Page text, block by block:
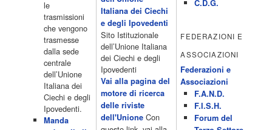
Omnibus09:50 - Coffee Break11:00 - L?aria che tira12:25 - I
men� di Benedetta13:30 - Tg La714:00 - Tg La7 Cronache14:40 -
Telefilm: Le strade di San Francisco - Omicidio di primo grado -
Una scuola di paura 16:30 […]
Acor3.it
programmiTv - CANALE 5 4 Dicembre 2022
Programmi 2/3 06.00 TG5/Traffico/Meteo/Borse e monete 08.00
TG5 Mattina 08.40 Mattino Cinque(TG5-Ore 10) 11.00 Forum
13.00 2/3 13.00 TG5 13.40 Beautiful 14.10 Centovetrine 14.45
Uomini e donne 16.15 2/3 16.15 Amici 16.55 Pomeriggio
cinque(All'interno: TG5-5 minuti 17.55) 18.50 Chi vuol essere
le
trasmissioni
che vengono
trasmesse
dalla sede
centrale
dell’Unione
Italiana dei
Ciechi e degli
Ipovedenti.
Manda
Italiana dei Ciechi
e degli Ipovedenti
Sito Istituzionale
dell’Unione Italiana
dei Ciechi e degli
Ipovedenti
Vai alla pagina del
motore di ricerca
delle riviste
dell'UnioneCon
C.D.G.
FEDERAZIONI E
ASSOCIAZIONI
Federazioni e
Associazioni
F.A.N.D.
F.I.S.H.
Forum del